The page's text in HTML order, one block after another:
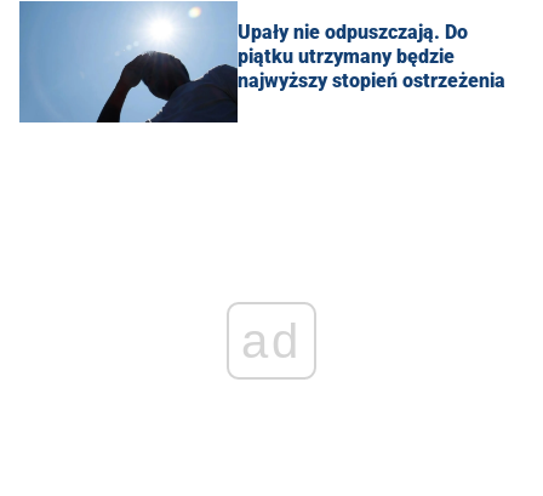
Upały nie odpuszczają. Do
piątku utrzymany będzie
najwyższy stopień ostrzeżenia
ad